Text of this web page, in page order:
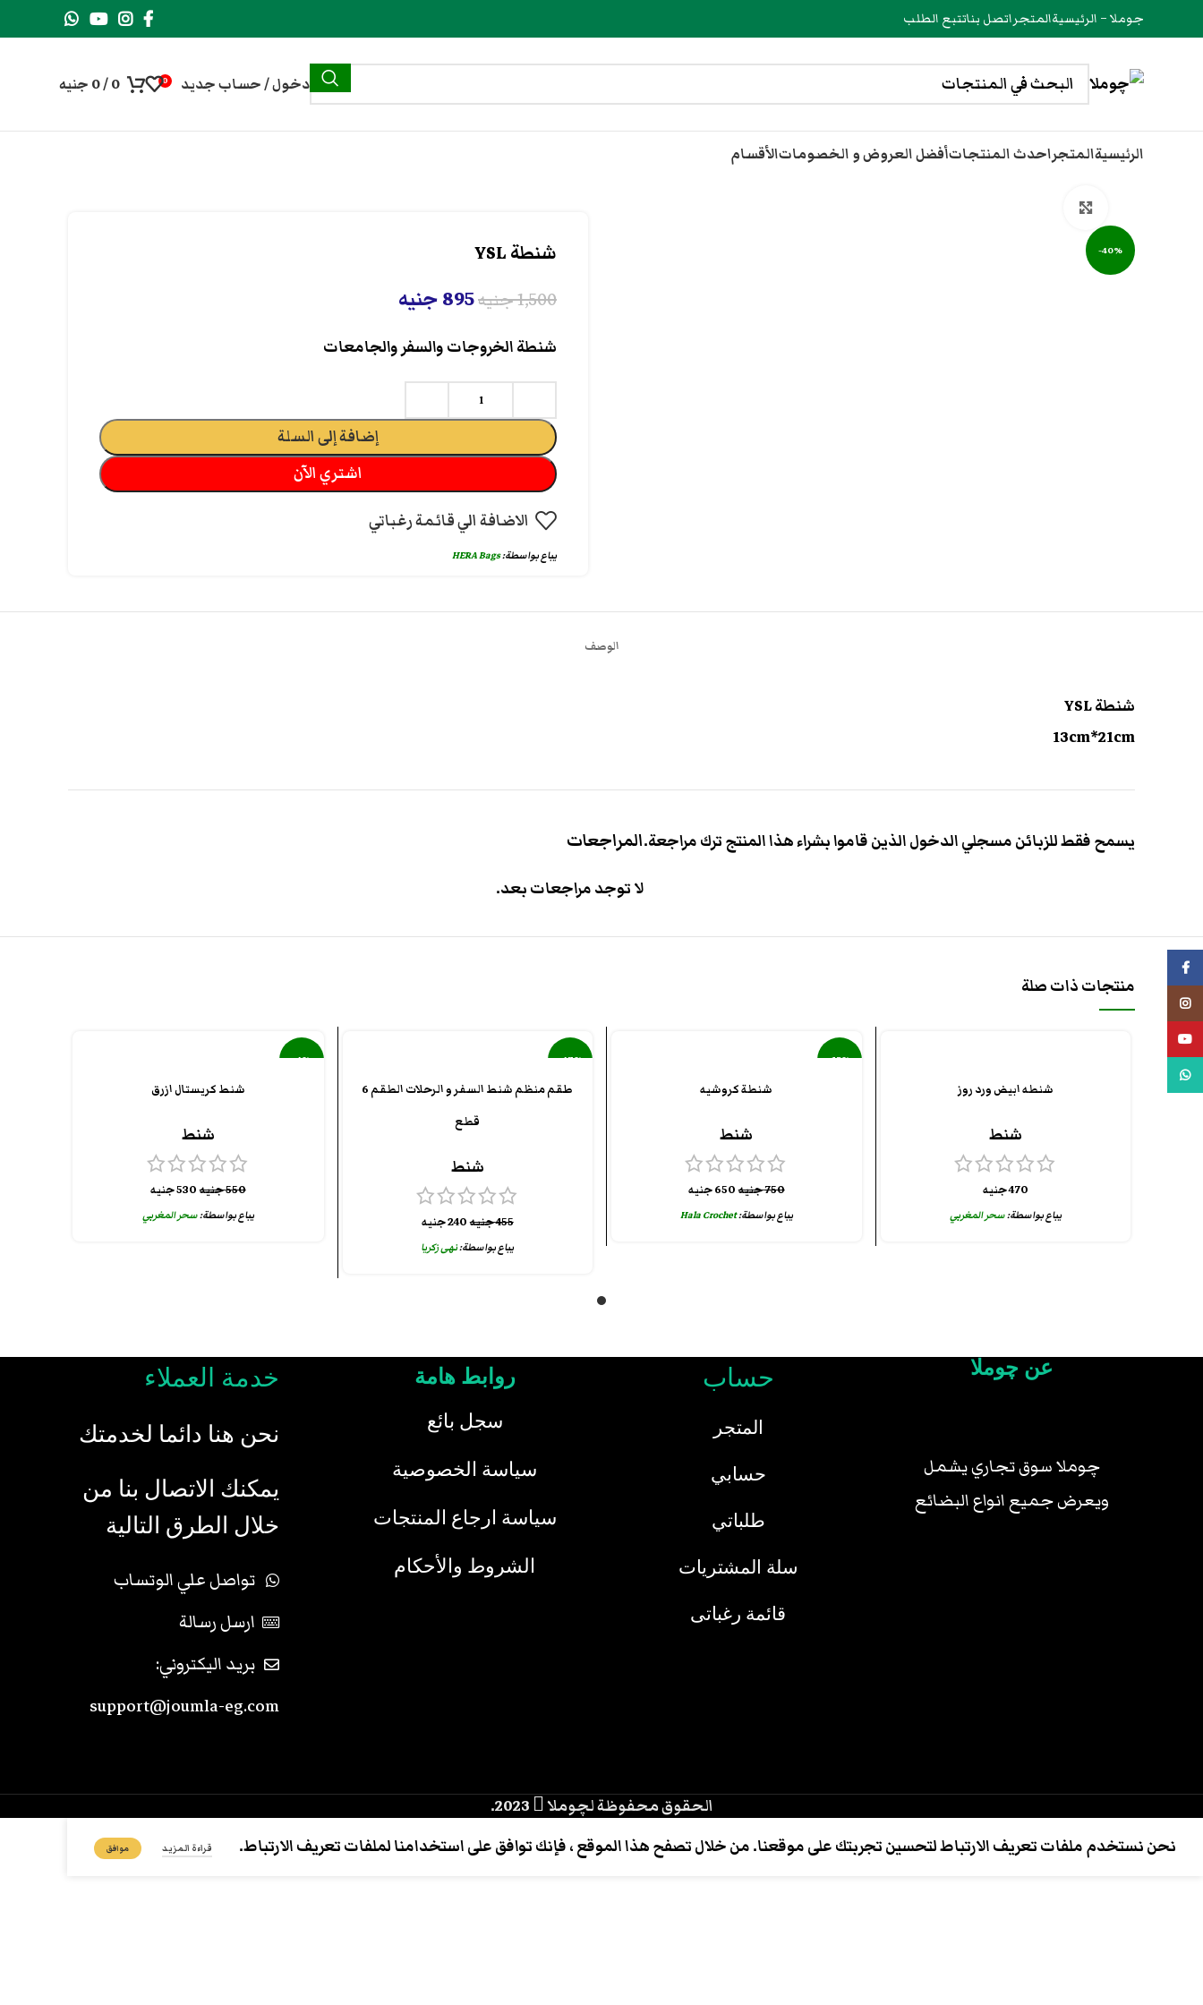
جوملا – الرئيسيةالمتجراتصل بناتتبع الطلب
دخول / حساب جديد 0
0
/
0 جنيه
الرئيسيةالمتجراحدث المنتجاتأفضل العروض و الخصوماتالأقسام
-40% شنطة YSL
1,500جنيه895جنيه
شنطة الخروجات والسفر والجامعات
إضافة إلى السلة
اشتري الآن
الاضافة الي قائمة رغباتي
يباع بواسطة:HERA Bags
الوصف
شنطة YSL
13cm*21cm
المراجعات
لا توجد مراجعات بعد.
يسمح فقط للزبائن مسجلي الدخول الذين قاموا بشراء هذا المنتج ترك مراجعة.
منتجات ذات صلة
شنطه ابيض ورد روز
شنط
470جنيه
يباع بواسطة:سحر المغربي
-13%
شنطة كروشيه
شنط
750جنيه650جنيه
يباع بواسطة:Hala Crochet
-47%
طقم منظم شنط السفر و الرحلات الطقم 6
قطع
شنط
455جنيه240جنيه
يباع بواسطة:نهى زكريا
-4%
شنط كريستال ازرق
شنط
550جنيه530جنيه
يباع بواسطة:سحر المغربي
عن چوملا
چوملا سوق تجاري يشمل
ويعرض جميع انواع البضائع
حساب
المتجر
حسابي
طلباتي
سلة المشتريات
قائمة رغباتى
روابط هامة
سجل بائع
سياسة الخصوصية
سياسة ارجاع المنتجات
الشروط والأحكام
خدمة العملاء
نحن هنا دائما لخدمتك
يمكنك الاتصال بنا من
خلال الطرق التالية
تواصل علي الوتساب
ارسل رسالة
بريد اليكتروني:
support@joumla-eg.com
الحقوق محفوظة لچوملا
نحن نستخدم ملفات تعريف الارتباط لتحسين تجربتك على موقعنا. من خلال تصفح هذا الموقع ، فإنك توافق على استخدامنا لملفات تعريف الارتباط. قراءة المزيد موافق